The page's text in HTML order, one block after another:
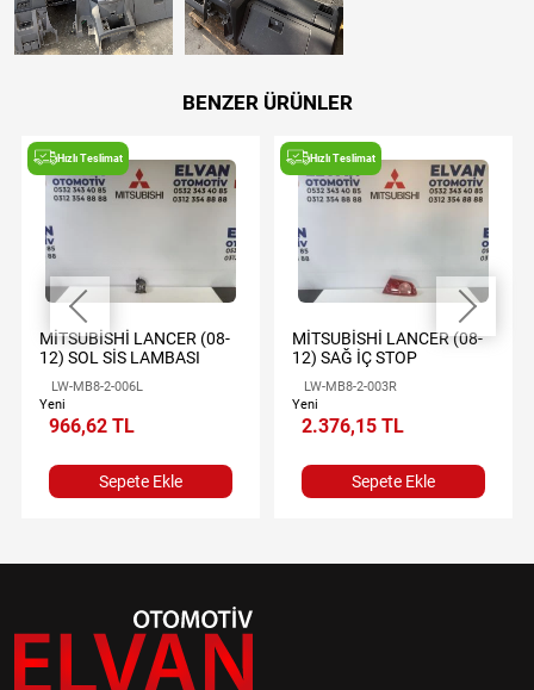
BENZER ÜRÜNLER
Hızlı Teslimat
MİTSUBİSHİ LANCER (08-
12) SOL SİS LAMBASI
LW-MB8-2-006L
Yeni
966,62 TL
Sepete Ekle
Hızlı Teslimat
MİTSUBİSHİ LANCER (08-
12) SAĞ İÇ STOP
LW-MB8-2-003R
Yeni
2.376,15 TL
Sepete Ekle